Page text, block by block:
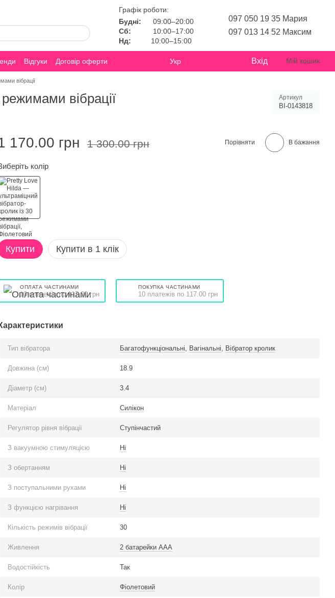
Графік роботи:
Будні:
09:00–20:00
Сб:
10:00–17:00
Нд:
10:00–15:00
097 050 19 35 Мария
097 013 14 52 Максим
Відгуки
Договір оферти
Укр Вхід Мій кошик
вібрації
вібрації Артикул
BI-0143818
170.00 грн 1 300.00 грн Порівняти В бажання
колір
Купити Купити в 1 клік
ОПЛАТА ЧАСТИНАМИ
10 платежів по 117.00 грн
ПОКУПКА ЧАСТИНАМИ
10 платежів по 117.00 грн
Тип вібратора Багатофункціональні, Вагінальні, Вібратор кролик
Довжина (см) 18.9
Діаметр (см) 3.4
Матеріал Силікон
Регулятор рівня вібрації Ступінчастий
З вакуумною стимуляцією Ні
З обертанням Ні
З поступальними рухами Ні
З функцією нагрівання Ні
Кількість режимів вібрації 30
Живлення 2 батарейки ААА
Водостійкість Так
Колір Фіолетовий